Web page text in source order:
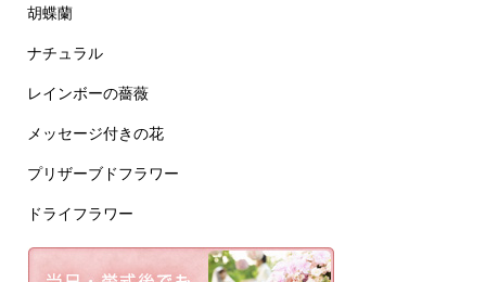
胡蝶蘭
ナチュラル
レインボーの薔薇
メッセージ付きの花
プリザーブドフラワー
ドライフラワー